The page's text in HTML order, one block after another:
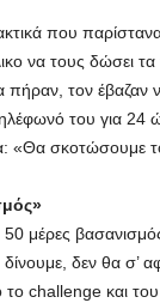
που
να τους δώσει
τον έβαζαν
του για
«Θα σκοτώσουμε
μέρες
δεν θα σ’
challenge και του